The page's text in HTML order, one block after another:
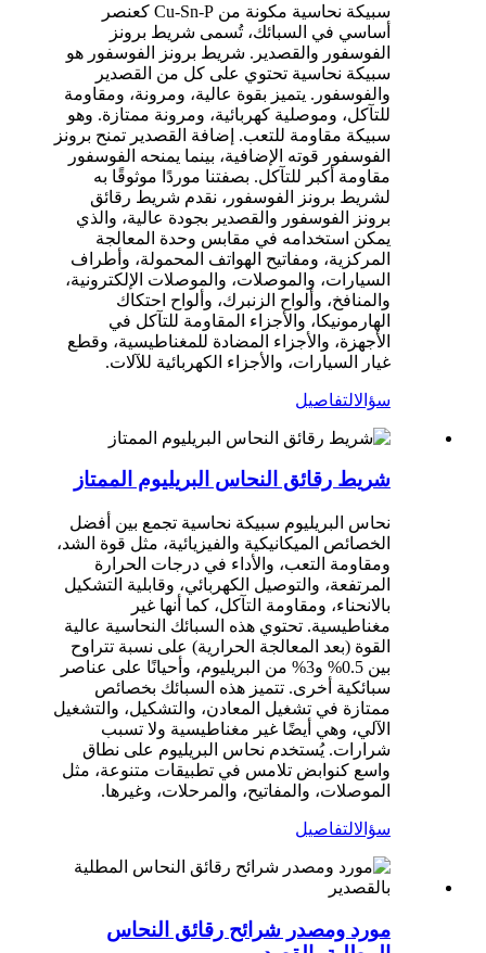
سبيكة نحاسية مكونة من Cu-Sn-P كعنصر
أساسي في السبائك، تُسمى شريط برونز
الفوسفور والقصدير. شريط برونز الفوسفور هو
سبيكة نحاسية تحتوي على كل من القصدير
والفوسفور. يتميز بقوة عالية، ومرونة، ومقاومة
للتآكل، وموصلية كهربائية، ومرونة ممتازة. وهو
سبيكة مقاومة للتعب. إضافة القصدير تمنح برونز
الفوسفور قوته الإضافية، بينما يمنحه الفوسفور
مقاومة أكبر للتآكل. بصفتنا موردًا موثوقًا به
لشريط برونز الفوسفور، نقدم شريط رقائق
برونز الفوسفور والقصدير بجودة عالية، والذي
يمكن استخدامه في مقابس وحدة المعالجة
المركزية، ومفاتيح الهواتف المحمولة، وأطراف
السيارات، والموصلات، والموصلات الإلكترونية،
والمنافخ، وألواح الزنبرك، وألواح احتكاك
الهارمونيكا، والأجزاء المقاومة للتآكل في
الأجهزة، والأجزاء المضادة للمغناطيسية، وقطع
غيار السيارات، والأجزاء الكهربائية للآلات.
سؤالالتفاصيل
شريط رقائق النحاس البريليوم الممتاز
نحاس البريليوم سبيكة نحاسية تجمع بين أفضل
الخصائص الميكانيكية والفيزيائية، مثل قوة الشد،
ومقاومة التعب، والأداء في درجات الحرارة
المرتفعة، والتوصيل الكهربائي، وقابلية التشكيل
بالانحناء، ومقاومة التآكل، كما أنها غير
مغناطيسية. تحتوي هذه السبائك النحاسية عالية
القوة (بعد المعالجة الحرارية) على نسبة تتراوح
بين 0.5% و3% من البريليوم، وأحيانًا على عناصر
سبائكية أخرى. تتميز هذه السبائك بخصائص
ممتازة في تشغيل المعادن، والتشكيل، والتشغيل
الآلي، وهي أيضًا غير مغناطيسية ولا تسبب
شرارات. يُستخدم نحاس البريليوم على نطاق
واسع كنوابض تلامس في تطبيقات متنوعة، مثل
الموصلات، والمفاتيح، والمرحلات، وغيرها.
سؤالالتفاصيل
مورد ومصدر شرائح رقائق النحاس